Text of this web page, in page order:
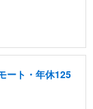
ート・年休125